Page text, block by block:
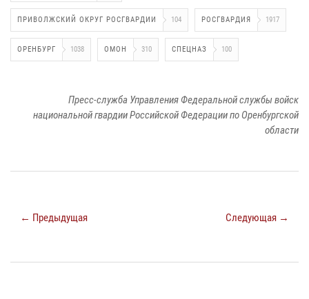
ПРИВОЛЖСКИЙ ОКРУГ РОСГВАРДИИ 104 РОСГВАРДИЯ 1917
ОРЕНБУРГ 1038 ОМОН 310 СПЕЦНАЗ 100
Пресс-служба Управления Федеральной службы войск
национальной гвардии Российской Федерации по Оренбургской
области
← Предыдущая Следующая →